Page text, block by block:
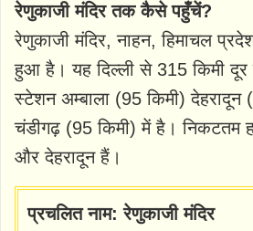
रेणुकाजी मंदिर तक कैसे पहुँचें?
रेणुकाजी मंदिर, नाहन, हिमाचल
हुआ है। यह दिल्ली से 315 किमी
स्टेशन अम्बाला (95 किमी)
चंडीगढ़ (95 किमी) में है। निकटतम
और देहरादून हैं।
प्रचलित नाम: रेणुकाजी मंदिर